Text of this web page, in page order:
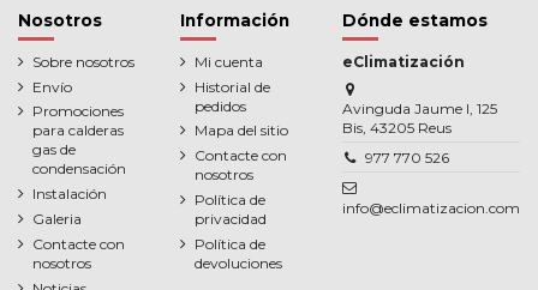
Nosotros
Sobre nosotros
Envío
Promociones
para calderas
gas de
condensación
Instalación
Galeria
Contacte con
nosotros
Información
Mi cuenta
Historial de
pedidos
Mapa del sitio
Contacte con
nosotros
Política de
privacidad
Política de
devoluciones
Dónde estamos
eClimatización
Avinguda Jaume I, 125
Bis, 43205 Reus
977 770 526
info@eclimatizacion.com